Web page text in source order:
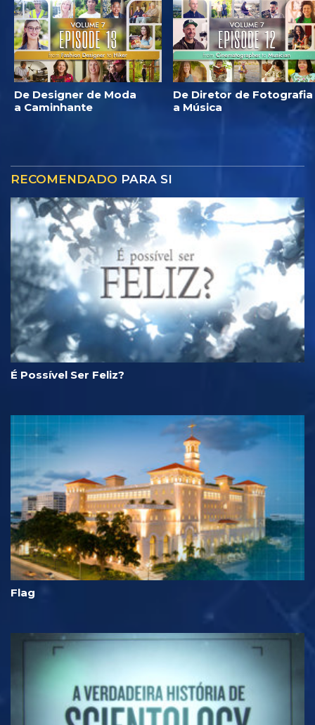
De Designer de Moda
a Caminhante
De Diretor de Fotografia
a Música
RECOMENDADO PARA SI
É Possível Ser Feliz?
Flag